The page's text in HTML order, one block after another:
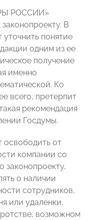
РОССИИ»
В
уточнить понятие
одним из ее
получение
именно
Ко
всего, претерпит
рекомендация
Госдумы.
освободить от
компании со
законопроекту,
о наличии
сотрудников,
или удаленки,
возможном